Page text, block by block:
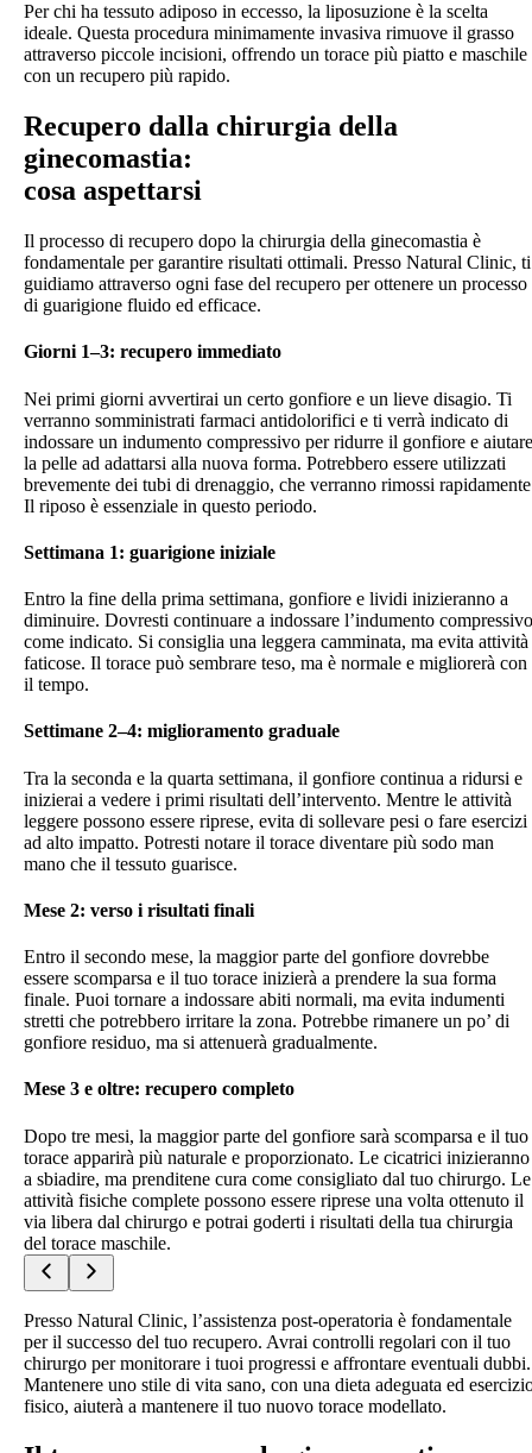
Per chi ha tessuto adiposo in eccesso, la liposuzione è la scelta
ideale. Questa procedura minimamente invasiva rimuove il grasso
attraverso piccole incisioni, offrendo un torace più piatto e maschile
con un recupero più rapido.
Recupero dalla chirurgia della
ginecomastia:
cosa aspettarsi
Il processo di recupero dopo la chirurgia della ginecomastia è
fondamentale per garantire risultati ottimali. Presso Natural Clinic, ti
guidiamo attraverso ogni fase del recupero per ottenere un processo
di guarigione fluido ed efficace.
Giorni 1–3: recupero immediato
Nei primi giorni avvertirai un certo gonfiore e un lieve disagio. Ti
verranno somministrati farmaci antidolorifici e ti verrà indicato di
indossare un indumento compressivo per ridurre il gonfiore e aiutare
la pelle ad adattarsi alla nuova forma. Potrebbero essere utilizzati
brevemente dei tubi di drenaggio, che verranno rimossi
Il riposo è essenziale in questo periodo.
Settimana 1: guarigione iniziale
Entro la fine della prima settimana, gonfiore e lividi inizieranno a
diminuire. Dovresti continuare a indossare l’indumento compressivo
come indicato. Si consiglia una leggera camminata, ma evita attività
faticose. Il torace può sembrare teso, ma è normale e migliorerà con
il tempo.
Settimane 2–4: miglioramento graduale
Tra la seconda e la quarta settimana, il gonfiore continua a ridursi e
inizierai a vedere i primi risultati dell’intervento. Mentre le attività
leggere possono essere riprese, evita di sollevare pesi o fare esercizi
ad alto impatto. Potresti notare il torace diventare più sodo man
mano che il tessuto guarisce.
Mese 2: verso i risultati finali
Entro il secondo mese, la maggior parte del gonfiore dovrebbe
essere scomparsa e il tuo torace inizierà a prendere la sua forma
finale. Puoi tornare a indossare abiti normali, ma evita indumenti
stretti che potrebbero irritare la zona. Potrebbe rimanere un po’ di
gonfiore residuo, ma si attenuerà gradualmente.
Mese 3 e oltre: recupero completo
Dopo tre mesi, la maggior parte del gonfiore sarà scomparsa e il tuo
torace apparirà più naturale e proporzionato. Le cicatrici inizieranno
a sbiadire, ma prenditene cura come consigliato dal tuo chirurgo. Le
attività fisiche complete possono essere riprese una volta ottenuto il
via libera dal chirurgo e potrai goderti i risultati della tua chirurgia
del torace maschile.
Presso Natural Clinic, l’assistenza post-operatoria è fondamentale
per il successo del tuo recupero. Avrai controlli regolari con il tuo
chirurgo per monitorare i tuoi progressi e affrontare eventuali dubbi.
Mantenere uno stile di vita sano, con una dieta adeguata ed
fisico, aiuterà a mantenere il tuo nuovo torace modellato.